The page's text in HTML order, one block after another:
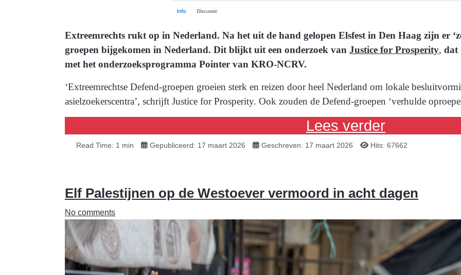
Extreemrechts rukt op in Nederland. Na het uit de hand gelopen Elsfest in Den Haag zijn er
groepen bijgekomen in Nederland. Dit blijkt uit een onderzoek van Justice for Prosperity, dat
met het onderzoeksprogramma Pointer van KRO-NCRV.
‘Extreemrechtse Defend-groepen groeien sterk en reizen door heel Nederland om lokale
asielzoekerscentra’, schrijft Justice for Prosperity. Ook zouden de Defend-groepen ‘verhulde
Lees verder
Read Time: 1 min Gepubliceerd: 17 maart 2026 Geschreven: 17 maart 2026 Hits: 67662
Elf Palestijnen op de Westoever vermoord in acht dagen
No comments